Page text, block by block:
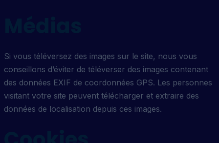
Si vous téléversez des images sur le site, nous vous
conseillons d’éviter de téléverser des images contenant
des données EXIF de coordonnées GPS. Les personnes
visitant votre site peuvent télécharger et extraire des
données de localisation depuis ces images.